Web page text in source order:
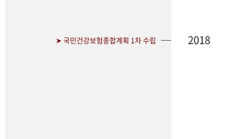
➤ 국민건강보험종합계획 1차 수립 2018